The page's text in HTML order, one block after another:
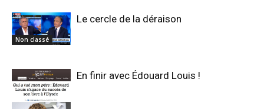
Non classé
Le cercle de la déraison
En finir avec Édouard Louis !